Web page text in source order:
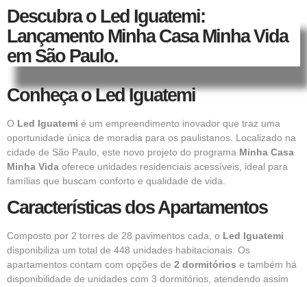
Descubra o Led Iguatemi:
Lançamento Minha Casa Minha Vida
em São Paulo.
Conheça o Led Iguatemi
O Led Iguatemi é um empreendimento inovador que traz uma
oportunidade única de moradia para os paulistanos. Localizado na
cidade de São Paulo, este novo projeto do programa Minha Casa
Minha Vida oferece unidades residenciais acessíveis, ideal para
famílias que buscam conforto e qualidade de vida.
Características dos Apartamentos
Composto por 2 torres de 28 pavimentos cada, o Led Iguatemi
disponibiliza um total de 448 unidades habitacionais. Os
apartamentos contam com opções de 2 dormitórios e também há
disponibilidade de unidades com 3 dormitórios, atendendo assim